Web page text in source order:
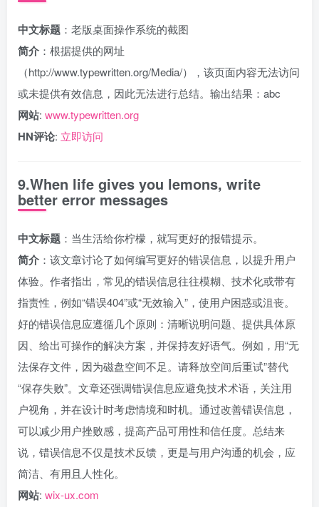
中文标题 ：老版桌面操作系统的截图
简介 ：根据提供的网址
（http://www.typewritten.org/Media/），该页面内容无法访问
或未提供有效信息，因此无法进行总结。输出结果：abc
网站: www.typewritten.org
HN评论: 立即访问
9.When life gives you lemons, write
better error messages
中文标题 ：当生活给你柠檬，就写更好的报错提示。
简介 ：该文章讨论了如何编写更好的错误信息，以提升用户
体验。作者指出，常见的错误信息往往模糊、技术化或带有
指责性，例如“错误404”或“无效输入”，使用户困惑或沮丧。
好的错误信息应遵循几个原则：清晰说明问题、提供具体原
因、给出可操作的解决方案，并保持友好语气。例如，用“无
法保存文件，因为磁盘空间不足。请释放空间后重试”替代
“保存失败”。文章还强调错误信息应避免技术术语，关注用
户视角，并在设计时考虑情境和时机。通过改善错误信息，
可以减少用户挫败感，提高产品可用性和信任度。总结来
说，错误信息不仅是技术反馈，更是与用户沟通的机会，应
简洁、有用且人性化。
网站: wix-ux.com